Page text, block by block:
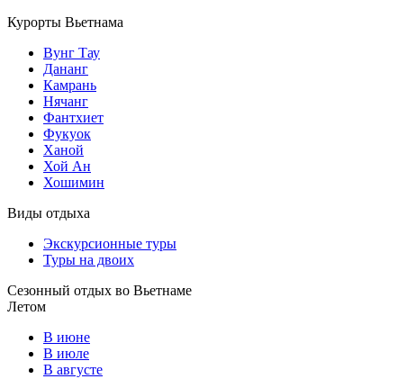
Курорты Вьетнама
Вунг Тау
Дананг
Камрань
Нячанг
Фантхиет
Фукуок
Ханой
Хой Ан
Хошимин
Виды отдыха
Экскурсионные туры
Туры на двоих
Сезонный отдых во Вьетнаме
Летом
В июне
В июле
В августе